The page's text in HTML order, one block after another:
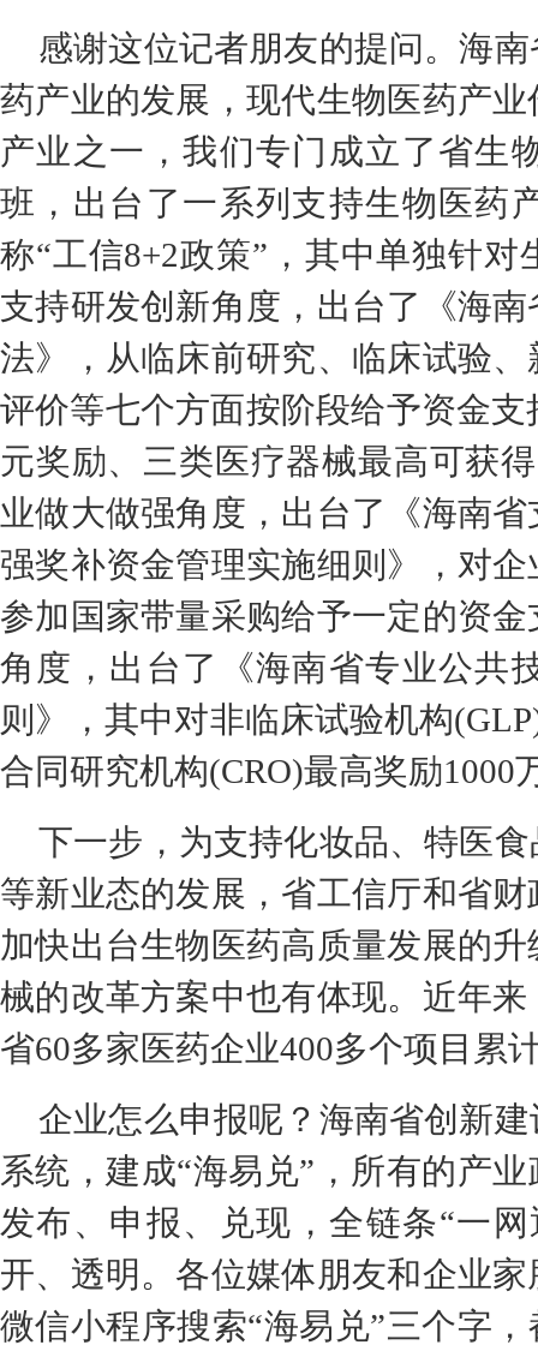
感谢这位记者朋友的提问。海
药产业的发展，现代生物医药产
产业之一，我们专门成立了省生
班，出台了一系列支持生物医药
称“工信8+2政策”，其中单独针
支持研发创新角度，出台了《海
法》，从临床前研究、临床试验
评价等七个方面按阶段给予资金
元奖励、三类医疗器械最高可获
业做大做强角度，出台了《海南
强奖补资金管理实施细则》，对
参加国家带量采购给予一定的资
角度，出台了《海南省专业公共
则》，其中对非临床试验机构
合同研究机构(CRO)最高奖励1000
下一步，为支持化妆品、特医
等新业态的发展，省工信厅和省
加快出台生物医药高质量发展的
械的改革方案中也有体现。近年
省60多家医药企业400多个项目累
企业怎么申报呢？海南省创新
系统，建成“海易兑”，所有的产
发布、申报、兑现，全链条“一
开、透明。各位媒体朋友和企业
微信小程序搜索“海易兑”三个字